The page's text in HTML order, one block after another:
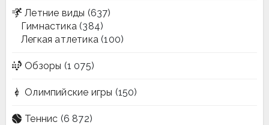
Летние виды (637)
Гимнастика (384)
Легкая атлетика (100)
Обзоры (1 075)
Олимпийские игры (150)
Теннис (6 872)